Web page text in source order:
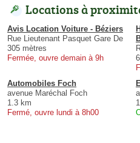
Locations à
Avis Location Voiture - Béziers
Rue Lieutenant Pasquet Gare De
305 mètres
Fermée, ouvre demain à 9h
Automobiles Foch
avenue Maréchal Foch
1.3 km
Fermé, ouvre lundi à 8h00